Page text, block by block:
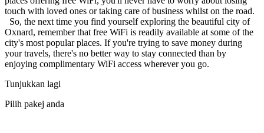
touch with loved ones or taking care of business whilst on the road.
So, the next time you find yourself exploring the beautiful city of
Oxnard, remember that free WiFi is readily available at some of the
city's most popular places. If you're trying to save money during
your travels, there's no better way to stay connected than by
enjoying complimentary WiFi access wherever you go.
Tunjukkan lagi
Pilih pakej anda